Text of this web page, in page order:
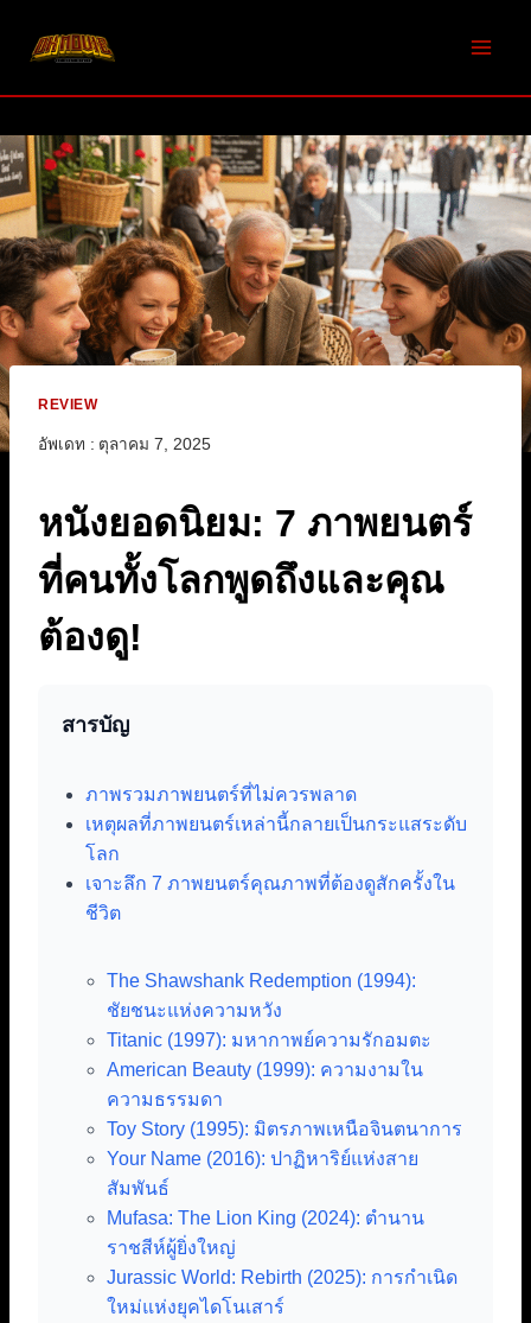
REVIEW
อัพเดท : ตุลาคม 7, 2025
หนังยอดนิยม: 7 ภาพยนตร์
ที่คนทั้งโลกพูดถึงและคุณ
ต้องดู!
สารบัญ
ภาพรวมภาพยนตร์ที่ไม่ควรพลาด
เหตุผลที่ภาพยนตร์เหล่านี้กลายเป็นกระแสระดับ
โลก
เจาะลึก 7 ภาพยนตร์คุณภาพที่ต้องดูสักครั้งใน
ชีวิต
The Shawshank Redemption (1994):
ชัยชนะแห่งความหวัง
Titanic (1997): มหากาพย์ความรักอมตะ
American Beauty (1999): ความงามใน
ความธรรมดา
Toy Story (1995): มิตรภาพเหนือจินตนาการ
Your Name (2016): ปาฏิหาริย์แห่งสาย
สัมพันธ์
Mufasa: The Lion King (2024): ตำนาน
ราชสีห์ผู้ยิ่งใหญ่
Jurassic World: Rebirth (2025): การกำเนิด
ใหม่แห่งยุคไดโนเสาร์